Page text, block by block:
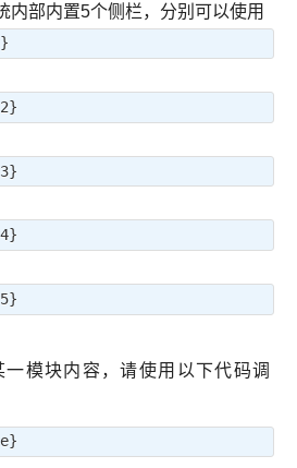
内部内置5个侧栏，分别可以使用
模块内容，请使用以下代码调